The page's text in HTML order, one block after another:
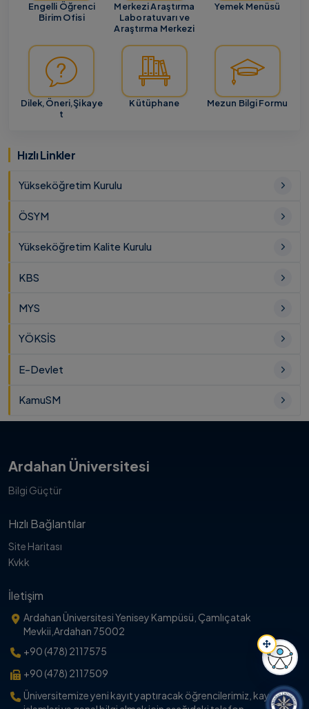
Engelli Öğrenci
Birim Ofisi
Merkezi Araştırma
Laboratuvarı ve
Araştırma Merkezi
Yemek Menüsü
Dilek,Öneri,Şikaye
t
Kütüphane Mezun Bilgi Formu
Hızlı Linkler
Yükseköğretim Kurulu
ÖSYM
Yükseköğretim Kalite Kurulu
KBS
MYS
YÖKSİS
E-Devlet
KamuSM
Ardahan Üniversitesi
Bilgi Güçtür
Hızlı Bağlantılar
Site Haritası
Kvkk
İletişim
Ardahan Üniversitesi Yenisey Kampüsü, Çamlıçatak
Mevkii,Ardahan 75002
+90 (478) 2117575
+90 (478) 2117509
Üniversitemize yeni kayıt yaptıracak öğrencilerimiz, kayıt